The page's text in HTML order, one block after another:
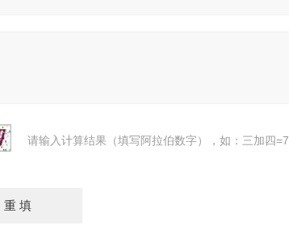
请输入计算结果（填写阿拉伯数字），如：三加四=7